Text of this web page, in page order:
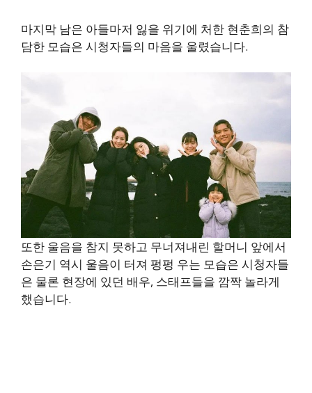
마지막 남은 아들마저 잃을 위기에 처한 현춘희의 참
담한 모습은 시청자들의 마음을 울렸습니다.
또한 울음을 참지 못하고 무너져내린 할머니 앞에서
손은기 역시 울음이 터져 펑펑 우는 모습은 시청자들
은 물론 현장에 있던 배우, 스태프들을 깜짝 놀라게
했습니다.